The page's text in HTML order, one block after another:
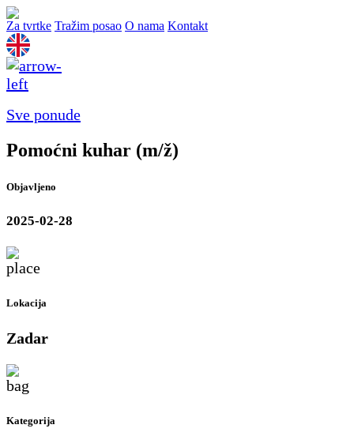
Za tvrtke Tražim posao O nama Kontakt
Sve ponude
Pomoćni kuhar (m/ž)
Objavljeno
2025-02-28
Lokacija
Zadar
Kategorija